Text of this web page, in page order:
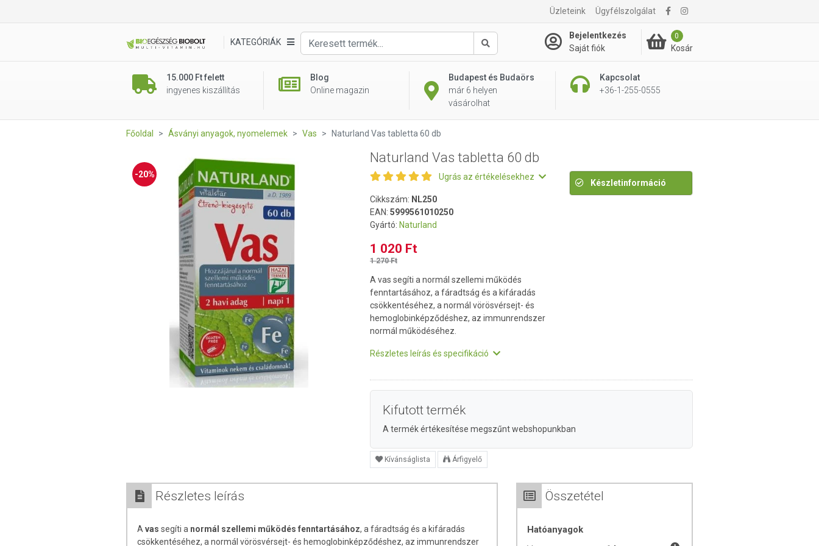
Üzleteink Ügyfélszolgálat
KATEGÓRIÁK
Keresés
Bejelentkezés
Saját fiók
0
Kosár
15.000 Ft felett
ingyenes kiszállítás
Blog
Online magazin
Budapest és Budaörs
már 6 helyen
vásárolhat
Kapcsolat
+36-1-255-0555
1 020 Ft
Főoldal Ásványi anyagok, nyomelemek Vas Naturland Vas tabletta 60 db
-20%
Naturland Vas tabletta 60 db
Ugrás az értékelésekhez
Cikkszám: NL250
EAN: 5999561010250
Gyártó: Naturland
1 020 Ft
1 270 Ft
A vas segíti a normál szellemi működés
fenntartásához, a fáradtság és a kifáradás
csökkentéséhez, a normál vörösvérsejt- és
hemoglobinképződéshez, az immunrendszer
normál működéséhez.
Részletes leírás és specifikáció
Készletinformáció
Kifutott termék
A termék értékesítése megszűnt webshopunkban
Kívánságlista Árfigyelő
Részletes leírás
A vas segíti a normál szellemi működés fenntartásához, a fáradtság és a kifáradás
csökkentéséhez, a normál vörösvérsejt- és hemoglobinképződéshez, az immunrendszer
Összetétel
Hatóanyagok